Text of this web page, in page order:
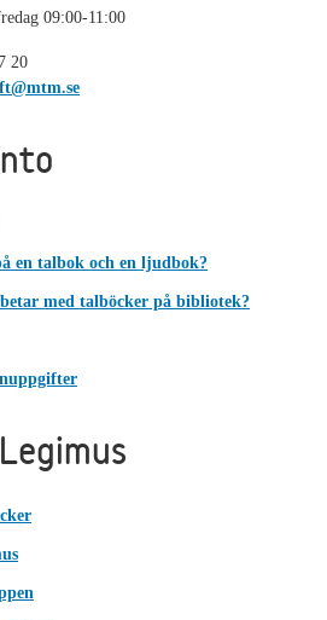
09:00-11:00
20
en talbok och en ljudbok?
med talböcker på bibliotek?